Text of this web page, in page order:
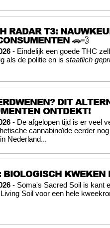
RADAR T3:
🚗💨
- Eindelijk een goede THC
als de politie en is staatlich
DIT
ONTDEKT!
- De afgelopen tijd is er veel
cannabinoïde eerder
Nederland...
BIOLOGISCH KWEKEN
- Soma's Sacred Soil is kant
Soil voor een hele